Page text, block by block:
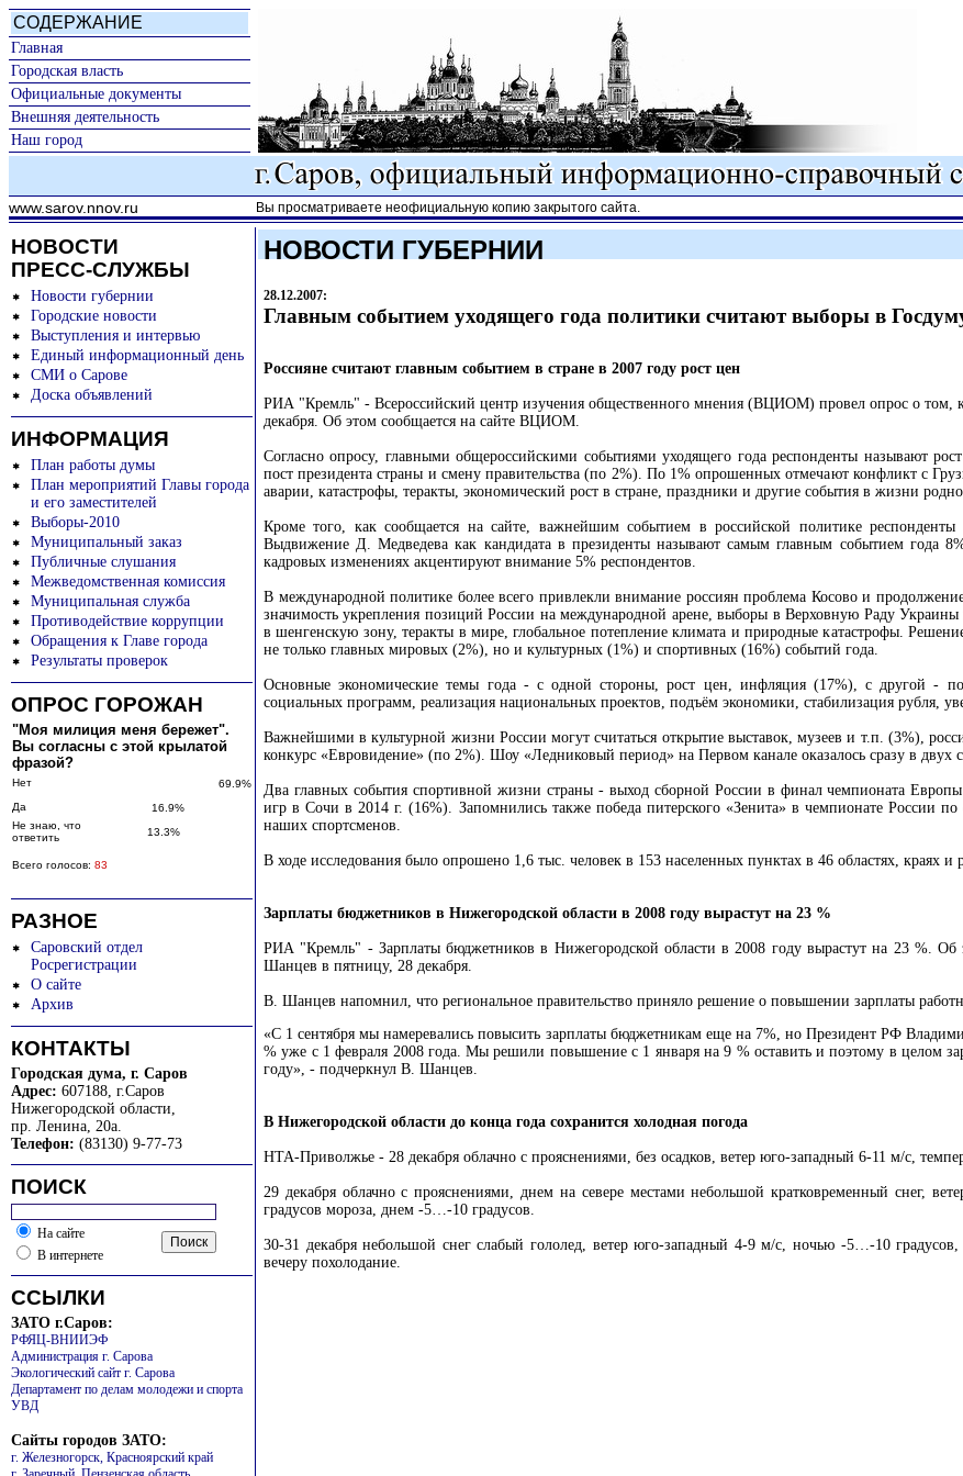
СОДЕРЖАНИЕ
Главная
Городская власть
Официальные документы
Внешняя деятельность
Наш город
www.sarov.nnov.ru Вы просматриваете неофициальную копию закрытого сайта.
НОВОСТИ
ПРЕСС-СЛУЖБЫ
Новости губернии
Городские новости
Выступления и интервью
Единый информационный день
СМИ о Сарове
Доска объявлений
ИНФОРМАЦИЯ
План работы думы
План мероприятий Главы города
и его заместителей
Выборы-2010
Муниципальный заказ
Публичные слушания
Межведомственная комиссия
Муниципальная служба
Противодействие коррупции
Обращения к Главе города
Результаты проверок
ОПРОС ГОРОЖАН
"Моя милиция меня бережет".
Вы согласны с этой крылатой
фразой?
Нет
69.9%
Да
16.9%
Не знаю, что
ответить
13.3%
Всего голосов: 83
РАЗНОЕ
Саровский отдел
Росрегистрации
О сайте
Архив
КОНТАКТЫ
Городская дума, г. Саров
Адрес: 607188, г.Саров
Нижегородской области,
пр. Ленина, 20а.
Телефон: (83130) 9-77-73
ПОИСК
На сайте
В интернете
ССЫЛКИ
ЗАТО г.Саров:
РФЯЦ-ВНИИЭФ
Администрация г. Сарова
Экологический сайт г. Сарова
Департамент по делам молодежи и спорта
УВД
Сайты городов ЗАТО:
г. Железногорск, Красноярский край
НОВОСТИ ГУБЕРНИИ
28.12.2007:
Главным событием уходящего года политики считают выборы в
Россияне считают главным событием в стране в 2007 году рост цен
РИА "Кремль" - Всероссийский центр изучения общественного мнения (ВЦИОМ) провел опрос о том,
декабря. Об этом сообщается на сайте ВЦИОМ.
Согласно опросу, главными общероссийскими событиями уходящего года респонденты называют
пост президента страны и смену правительства (по 2%). По 1% опрошенных отмечают конфликт с
аварии, катастрофы, теракты, экономический рост в стране, праздники и другие события в жизни
Кроме того, как сообщается на сайте, важнейшим событием в российской политике
Выдвижение Д. Медведева как кандидата в президенты называют самым главным событием года
кадровых изменениях акцентируют внимание 5% респондентов.
В международной политике более всего привлекли внимание россиян проблема Косово и
значимость укрепления позиций России на международной арене, выборы в Верховную Раду
в шенгенскую зону, теракты в мире, глобальное потепление климата и природные катастрофы.
не только главных мировых (2%), но и культурных (1%) и спортивных (16%) событий года.
Основные экономические темы года - с одной стороны, рост цен, инфляция (17%), с другой -
социальных программ, реализация национальных проектов, подъём экономики, стабилизация рубля,
Важнейшими в культурной жизни России могут считаться открытие выставок, музеев и т.п. (3%),
конкурс «Евровидение» (по 2%). Шоу «Ледниковый период» на Первом канале оказалось сразу в двух
Два главных события спортивной жизни страны - выход сборной России в финал чемпионата
игр в Сочи в 2014 г. (16%). Запомнились также победа питерского «Зенита» в чемпионате России
наших спортсменов.
В ходе исследования было опрошено 1,6 тыс. человек в 153 населенных пунктах в 46 областях, краях
Зарплаты бюджетников в Нижегородской области в 2008 году вырастут на 23 %
РИА "Кремль" - Зарплаты бюджетников в Нижегородской области в 2008 году вырастут на 23 %. Об
Шанцев в пятницу, 28 декабря.
В. Шанцев напомнил, что региональное правительство приняло решение о повышении зарплаты
«С 1 сентября мы намеревались повысить зарплаты бюджетникам еще на 7%, но Президент РФ
% уже с 1 февраля 2008 года. Мы решили повышение с 1 января на 9 % оставить и поэтому в целом
году», - подчеркнул В. Шанцев.
В Нижегородской области до конца года сохранится холодная погода
НТА-Приволжье - 28 декабря облачно с прояснениями, без осадков, ветер юго-западный 6-11 м/с,
29 декабря облачно с прояснениями, днем на севере местами небольшой кратковременный снег,
градусов мороза, днем -5…-10 градусов.
30-31 декабря небольшой снег слабый гололед, ветер юго-западный 4-9 м/с, ночью -5…-10
вечеру похолодание.